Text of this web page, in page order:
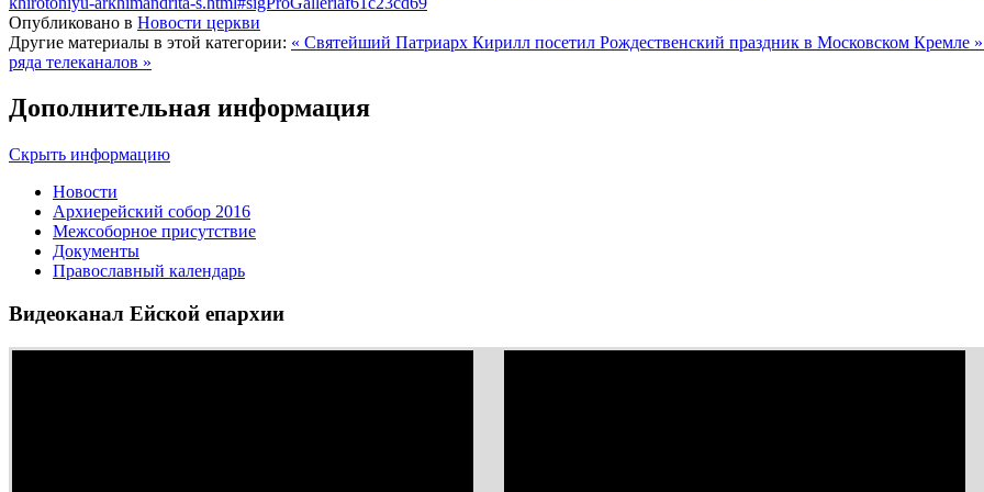
Опубликовано в Новости церкви
Другие материалы в этой категории: « Святейший Патриарх Кирилл посетил Рождественский праздник в Московском Кремле »
ряда телеканалов »
Дополнительная информация
Скрыть информацию
Новости
Архиерейский собор 2016
Межсоборное присутствие
Документы
Православный календарь
Видеоканал Ейской епархии